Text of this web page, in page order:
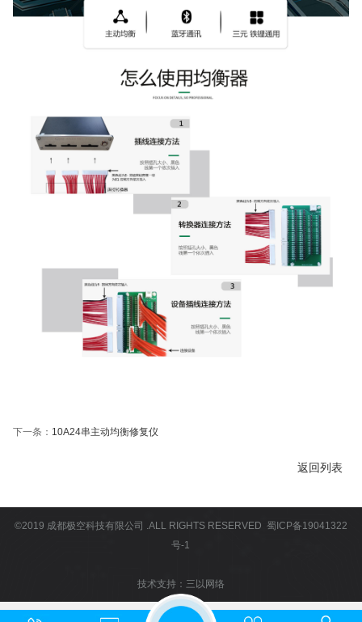
下一条： 10A24串主动均衡修复仪
返回列表
©2019 成都极空科技有限公司 .ALL RIGHTS RESERVED 蜀ICP备19041322
号-1
技术支持： 三以网络